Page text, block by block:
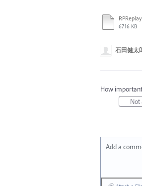
6716 KB
石田健太
How
Not
Add a